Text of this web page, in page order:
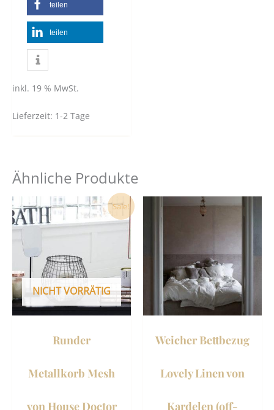
teilen
teilen
inkl. 19 % MwSt.
Lieferzeit: 1-2 Tage
Ähnliche Produkte
Sale!
NICHT VORRÄTIG
Runder
Metallkorb Mesh
von House Doctor
Ursprünglicher
Preis
war:
Aktueller
Preis
ist:
29,50 €.
Weicher Bettbezug
Lovely Linen von
Kardelen (off-